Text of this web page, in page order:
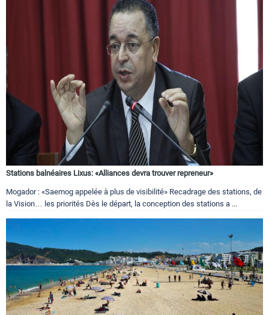
Stations balnéaires Lixus: «Alliances devra trouver repreneur»
Mogador : «Saemog appelée à plus de visibilité» Recadrage des stations, de
la Vision… les priorités Dès le départ, la conception des stations a ...